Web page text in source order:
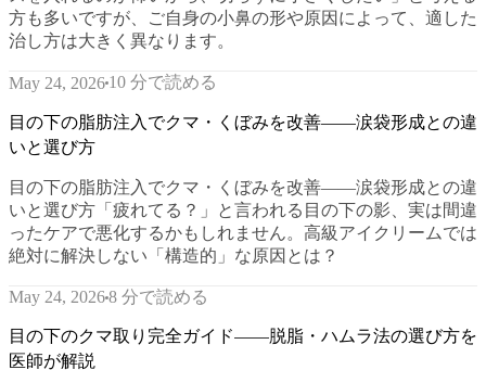
方も多いですが、ご自身の小鼻の形や原因によって、適した
治し方は大きく異なります。
May 24, 2026 10 分で読める
目の下の脂肪注入でクマ・くぼみを改善——涙袋形成との違
いと選び方
目の下の脂肪注入でクマ・くぼみを改善——涙袋形成との違
いと選び方「疲れてる？」と言われる目の下の影、実は間違
ったケアで悪化するかもしれません。高級アイクリームでは
絶対に解決しない「構造的」な原因とは？
May 24, 20268 分で読める
目の下のクマ取り完全ガイド——脱脂・ハムラ法の選び方を
医師が解説